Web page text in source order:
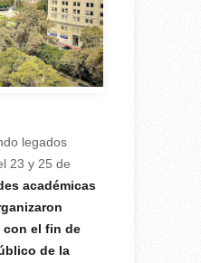
legados
23 y 25 de
académicas
el fin de
de la